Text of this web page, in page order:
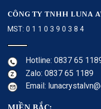
CÔNG TY TNHH LUNA
MST: 0 1 1 0 3 9 0 3 8 4
Hotline: 0837 65
Zalo: 0837 65 1189
Email: